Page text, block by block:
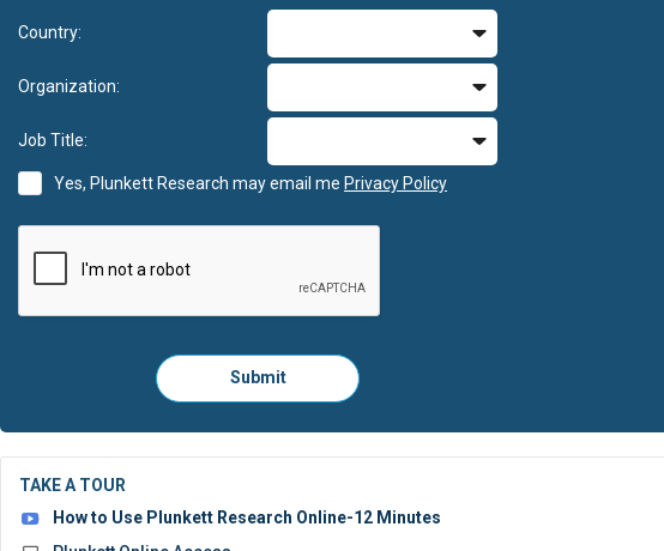
Country:
Organization:
Job Title:
Yes, Plunkett Research may email me Privacy Policy
Please
click
to
submit
Submit
TAKE A TOUR
How to Use Plunkett Research Online-12 Minutes